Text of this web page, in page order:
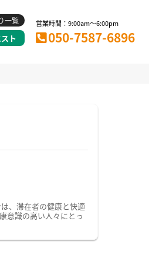
一覧
ト
営業時間：9:00am～6:00pm
050-7587-6896
、滞在者の健康と快適
意識の高い人々にとっ